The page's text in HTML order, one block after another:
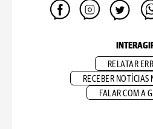
RELATAR
RECEBER NOTÍCIAS
FALAR COM A